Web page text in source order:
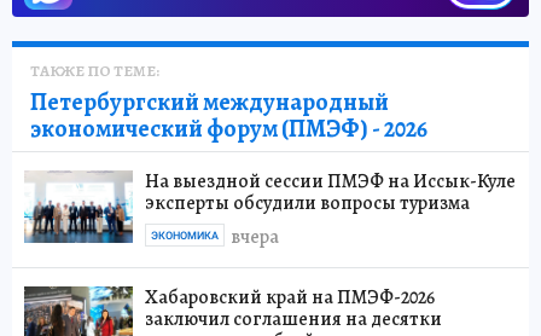
ТАКЖЕ ПО ТЕМЕ:
Петербургский международный
экономический форум (ПМЭФ) - 2026
На выездной сессии ПМЭФ на Иссык-Куле
эксперты обсудили вопросы туризма
вчера
ЭКОНОМИКА
Хабаровский край на ПМЭФ-2026
заключил соглашения на десятки